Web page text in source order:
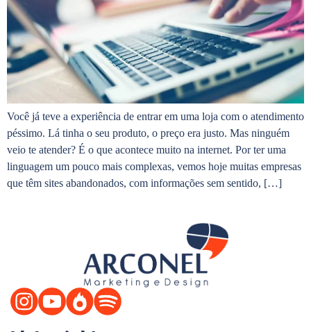
Você já teve a experiência de entrar em uma loja com o atendimento
péssimo. Lá tinha o seu produto, o preço era justo. Mas ninguém
veio te atender? É o que acontece muito na internet. Por ter uma
linguagem um pouco mais complexas, vemos hoje muitas empresas
que têm sites abandonados, com informações sem sentido, […]